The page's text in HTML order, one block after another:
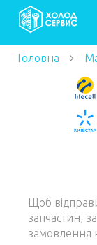
Головна
Щоб
запчастин,
замовлення